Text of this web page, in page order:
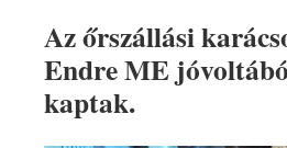
Az őrszállási
Endre ME
kaptak.